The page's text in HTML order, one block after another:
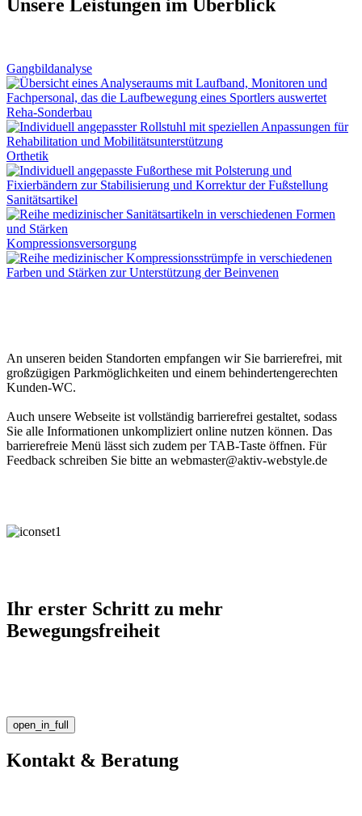
Unsere Leistungen im Überblick
Gangbildanalyse
Reha-Sonderbau
Orthetik
Sanitätsartikel
Kompressionsversorgung
An unseren beiden Standorten empfangen wir Sie barrierefrei, mit
großzügigen Parkmöglichkeiten und einem behindertengerechten
Kunden-WC.
Auch unsere Webseite ist vollständig barrierefrei gestaltet, sodass
Sie alle Informationen unkompliziert online nutzen können. Das
barrierefreie Menü lässt sich zudem per TAB-Taste öffnen. Für
Feedback schreiben Sie bitte an webmaster@aktiv-webstyle.de
Ihr erster Schritt zu mehr
Bewegungsfreiheit
open_in_full
Kontakt & Beratung